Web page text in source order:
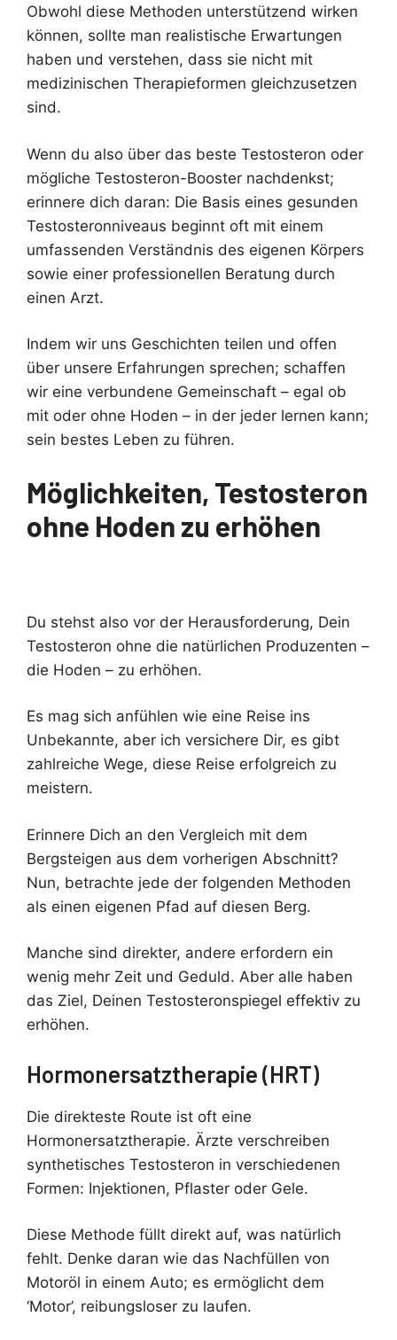
Obwohl diese Methoden unterstützend wirken
können, sollte man realistische Erwartungen
haben und verstehen, dass sie nicht mit
medizinischen Therapieformen gleichzusetzen
sind.
Wenn du also über das beste Testosteron oder
mögliche Testosteron-Booster nachdenkst;
erinnere dich daran: Die Basis eines gesunden
Testosteronniveaus beginnt oft mit einem
umfassenden Verständnis des eigenen Körpers
sowie einer professionellen Beratung durch
einen Arzt.
Indem wir uns Geschichten teilen und offen
über unsere Erfahrungen sprechen; schaffen
wir eine verbundene Gemeinschaft – egal ob
mit oder ohne Hoden – in der jeder lernen kann;
sein bestes Leben zu führen.
Möglichkeiten, Testosteron
ohne Hoden zu erhöhen
Du stehst also vor der Herausforderung, Dein
Testosteron ohne die natürlichen Produzenten –
die Hoden – zu erhöhen.
Es mag sich anfühlen wie eine Reise ins
Unbekannte, aber ich versichere Dir, es gibt
zahlreiche Wege, diese Reise erfolgreich zu
meistern.
Erinnere Dich an den Vergleich mit dem
Bergsteigen aus dem vorherigen Abschnitt?
Nun, betrachte jede der folgenden Methoden
als einen eigenen Pfad auf diesen Berg.
Manche sind direkter, andere erfordern ein
wenig mehr Zeit und Geduld. Aber alle haben
das Ziel, Deinen Testosteronspiegel effektiv zu
erhöhen.
Hormonersatztherapie (HRT)
Die direkteste Route ist oft eine
Hormonersatztherapie. Ärzte verschreiben
synthetisches Testosteron in verschiedenen
Formen: Injektionen, Pflaster oder Gele.
Diese Methode füllt direkt auf, was natürlich
fehlt. Denke daran wie das Nachfüllen von
Motoröl in einem Auto; es ermöglicht dem
‘Motor’, reibungsloser zu laufen.